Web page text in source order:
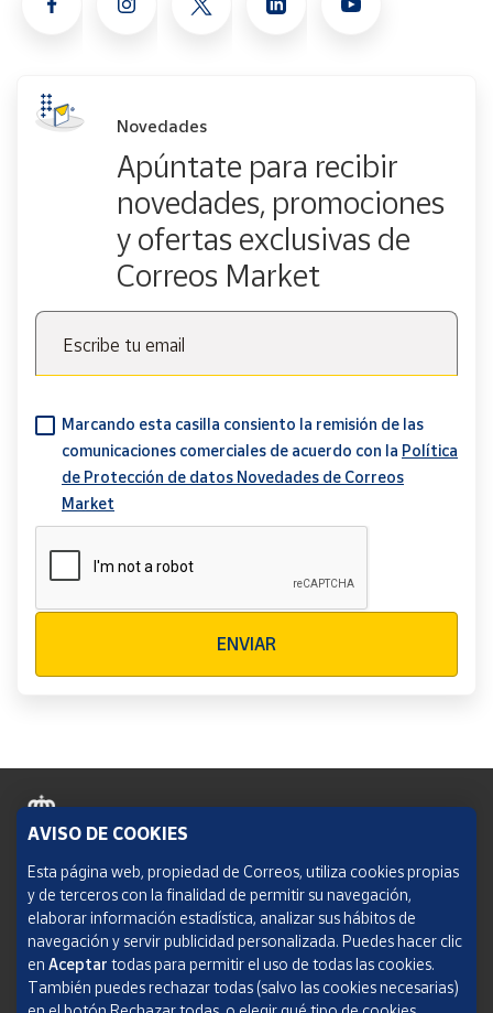
Novedades
Apúntate para recibir
novedades, promociones
y ofertas exclusivas de
Correos Market
Escribe tu email
Marcando esta casilla consiento la remisión de las
comunicaciones comerciales de acuerdo con la Política
de Protección de datos Novedades de Correos
Market
ENVIAR
Política de cookies
Aviso legal
Condiciones del servicio
Política de Privacidad Web
AVISO DE COOKIES
Esta página web, propiedad de Correos, utiliza cookies propias
y de terceros con la finalidad de permitir su navegación,
elaborar información estadística, analizar sus hábitos de
navegación y servir publicidad personalizada. Puedes hacer clic
en Aceptar todas para permitir el uso de todas las cookies.
También puedes rechazar todas (salvo las cookies necesarias)